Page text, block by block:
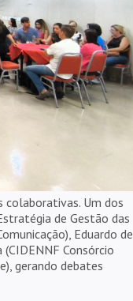
Um dos
de Gestão das
Eduardo de
Consórcio
gerando debates